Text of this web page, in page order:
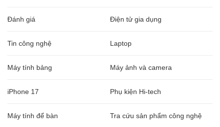
Đánh giá Điện tử gia dụng
Tin công nghệ Laptop
Máy tính bảng Máy ảnh và camera
iPhone 17 Phụ kiện Hi-tech
Máy tính để bàn Tra cứu sản phẩm công nghệ